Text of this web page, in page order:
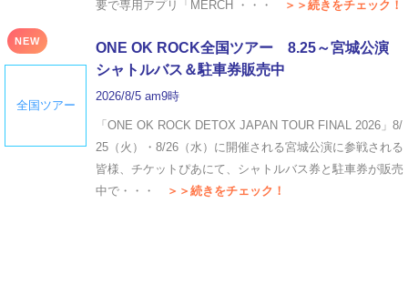
要で専用アプリ「MERCH ・・・ ＞＞続きをチェック！
NEW
全国ツアー
ONE OK ROCK全国ツアー 8.25～宮城公演
シャトルバス＆駐車券販売中
2026/8/5 am9時
「ONE OK ROCK DETOX JAPAN TOUR FINAL 2026」8/
25（火）・8/26（水）に開催される宮城公演に参戦される
皆様、チケットぴあにて、シャトルバス券と駐車券が販売
中で・・・
＞＞続きをチェック！